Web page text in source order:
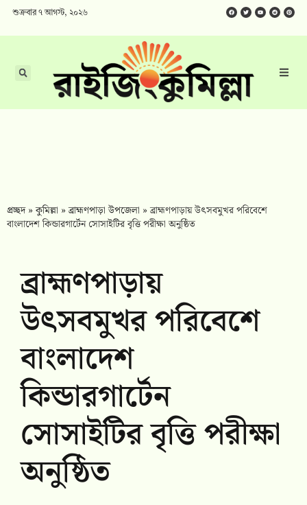
শুক্রবার ৭ আগস্ট, ২০২৬
প্রচ্ছদ»কুমিল্লা »ব্রাহ্মণপাড়া উপজেলা »‎ব্রাহ্মণপাড়ায় উৎসবমুখর পরিবেশে
বাংলাদেশ কিন্ডারগার্টেন সোসাইটির বৃত্তি পরীক্ষা অনুষ্ঠিত
‎ব্রাহ্মণপাড়ায়
উৎসবমুখর পরিবেশে
বাংলাদেশ
কিন্ডারগার্টেন
সোসাইটির বৃত্তি পরীক্ষা
অনুষ্ঠিত